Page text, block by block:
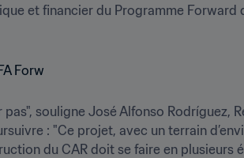
souligne José Alfonso Rodríguez,
: "Ce projet, avec un terrain
du CAR doit se faire en plusieurs